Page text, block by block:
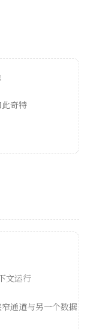
奇特
文运行
通道与另一个数据